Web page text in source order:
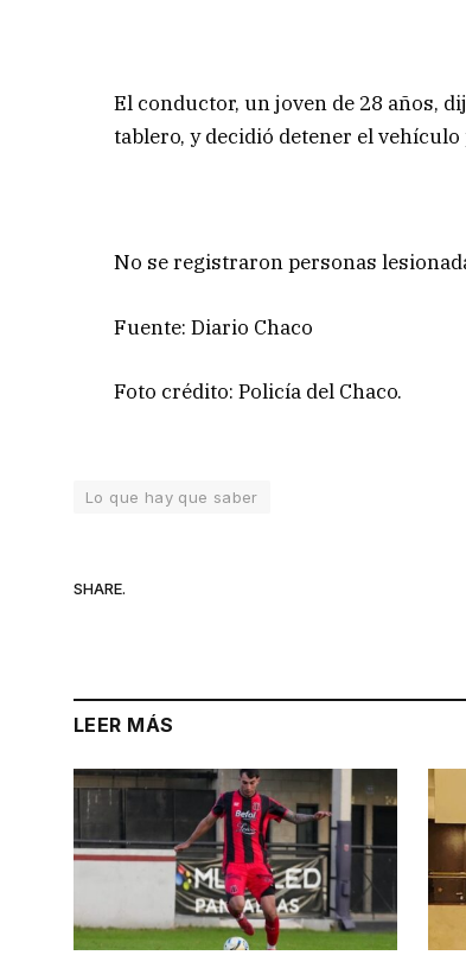
El conductor, un joven de 28 años,
tablero, y decidió detener el
No se registraron personas
Fuente: Diario Chaco
Foto crédito: Policía del Chaco.
Lo que hay que saber
SHARE.
LEER MÁS